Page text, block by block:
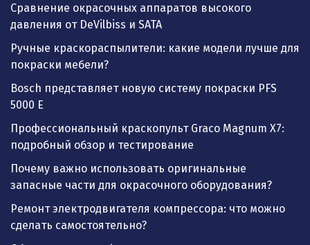
Сравнение окрасочных аппаратов высокого
давления от DeVilbiss и SATA
Ручные краскораспылители: какие модели лучше для
покраски мебели?
Bosch представляет новую систему покраски PFS
5000 E
Профессиональный краскопульт Graco Magnum X7:
подробный обзор и тестирование
Почему важно использовать оригинальные
запасные части для окрасочного оборудования?
Ремонт электродвигателя компрессора: что можно
сделать самостоятельно?